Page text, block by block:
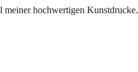
hochwertigen Kunstdrucke.